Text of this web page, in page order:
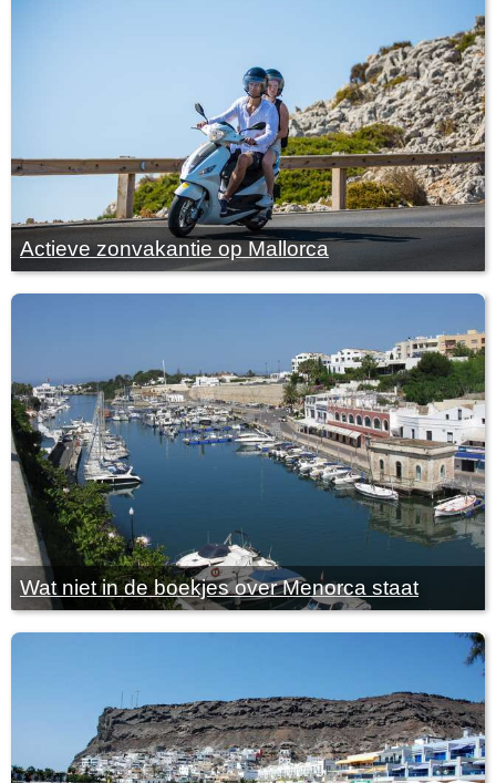
Actieve zonvakantie op Mallorca
Wat niet in de boekjes over Menorca staat